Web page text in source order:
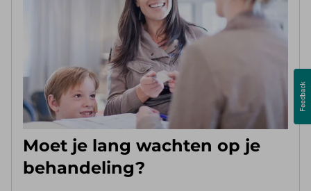
Moet je lang wachten op je
behandeling?